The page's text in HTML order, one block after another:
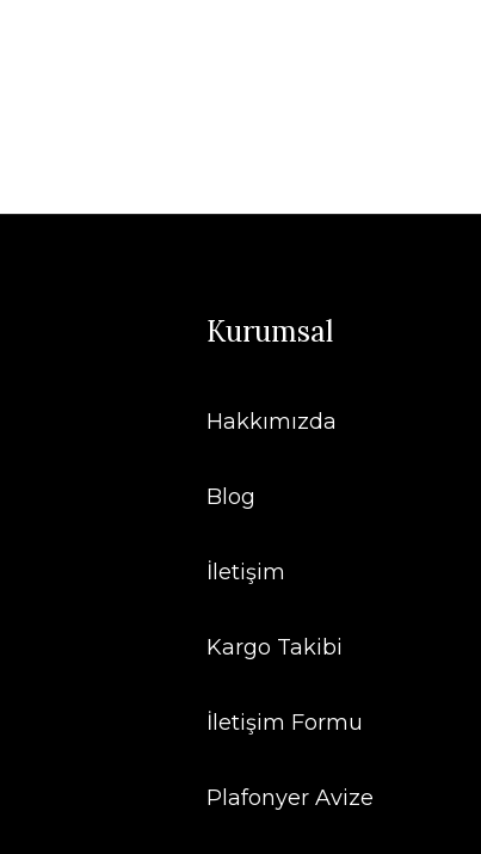
Kurumsal
Hakkımızda
Blog
İletişim
Kargo Takibi
İletişim Formu
Plafonyer Avize